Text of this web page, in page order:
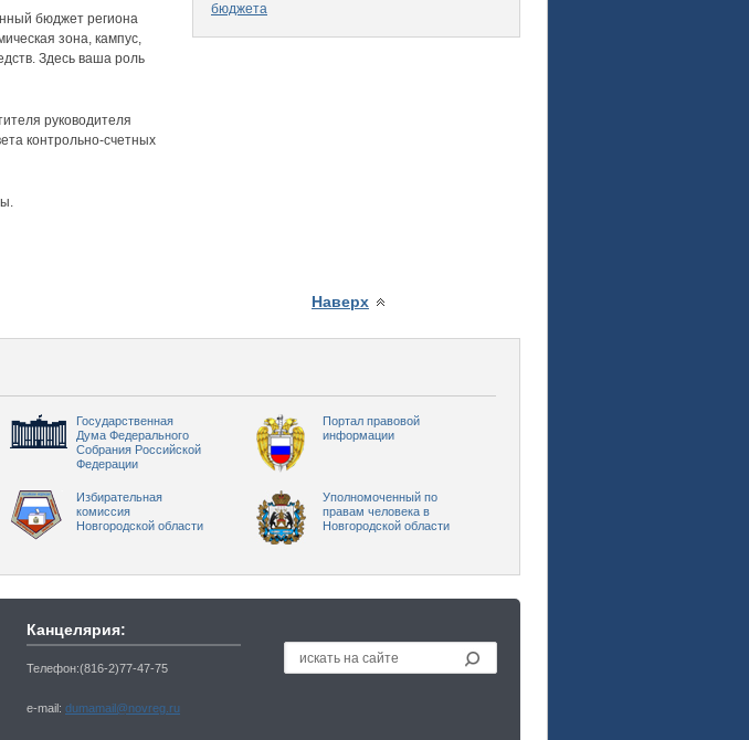
бюджета
бюджет региона
зона, кампус,
Здесь ваша роль
руководителя
контрольно-счетных
Наверх
Государственная
Дума Федерального
Собрания Российской
Федерации
Портал правовой
информации
Избирательная
комиссия
Новгородской области
Уполномоченный по
правам человека в
Новгородской области
Канцелярия:
Телефон:(816-2)77-47-75
e-mail: dumamail@novreg.ru